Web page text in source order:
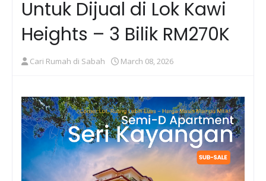
Untuk Dijual di Lok Kawi
Heights – 3 Bilik RM270K
Cari Rumah di Sabah March 08, 2026